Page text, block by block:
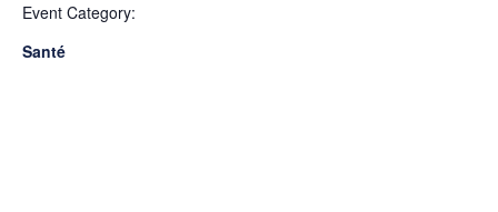
Event Category:
Santé